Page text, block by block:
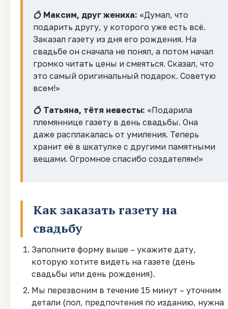
💍 Максим, друг жениха: «Думал, что
подарить другу, у которого уже есть всё.
Заказал газету из дня его рождения. На
свадьбе он сначала не понял, а потом начал
громко читать цены и смеяться. Сказал, что
это самый оригинальный подарок. Советую
всем!»
💍 Татьяна, тётя невесты: «Подарила
племяннице газету в день свадьбы. Она
даже расплакалась от умиления. Теперь
хранит её в шкатулке с другими памятными
вещами. Огромное спасибо создателям!»
Как заказать газету на
свадьбу
Заполните форму выше – укажите дату,
которую хотите видеть на газете (день
свадьбы или день рождения).
Мы перезвоним в течение 15 минут – уточним
детали (пол, предпочтения по изданию, нужна